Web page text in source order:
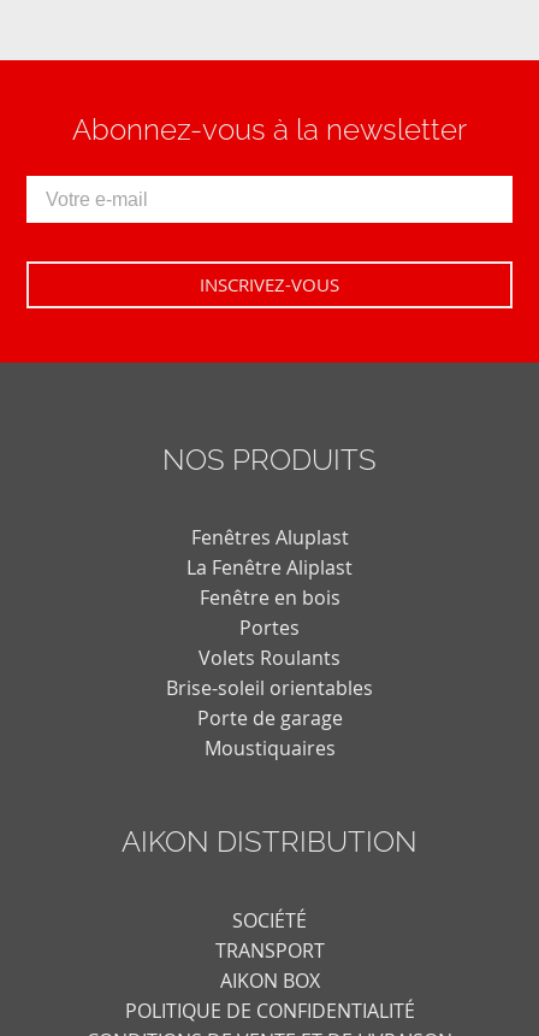
Abonnez-vous à la newsletter
NOS PRODUITS
Fenêtres Aluplast
La Fenêtre Aliplast
Fenêtre en bois
Portes
Volets Roulants
Brise-soleil orientables
Porte de garage
Moustiquaires
AIKON DISTRIBUTION
SOCIÉTÉ
TRANSPORT
AIKON BOX
POLITIQUE DE CONFIDENTIALITÉ